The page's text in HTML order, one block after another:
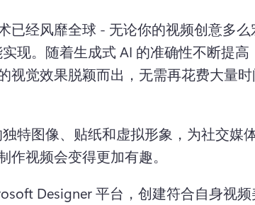
已经风靡全球 - 无论你的视频创意多
现。 随着生成式 AI 的准确性不断提高
视觉效果脱颖而出，无需再花费大量
特图像、贴纸和虚拟形象，为社交媒
作视频会变得更加有趣。
Designer 平台，创建符合自身视